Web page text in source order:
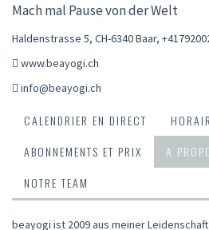
Mach mal Pause von der Welt
Haldenstrasse 5, CH-6340 Baar,
www.beayogi.ch
info@beayogi.ch
CALENDRIER EN DIRECT
ABONNEMENTS ET PRIX
A
NOTRE TEAM
beayogi ist 2009 aus meiner